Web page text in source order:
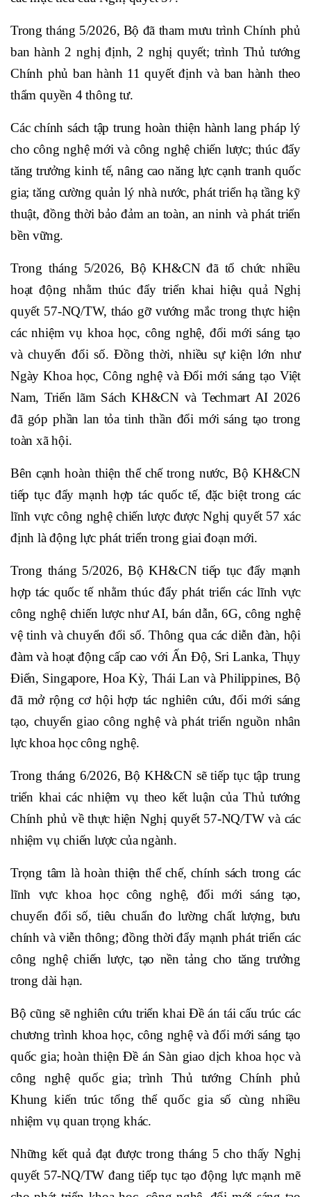
Trong tháng 5/2026, Bộ đã tham mưu trình Chính phủ
ban hành 2 nghị định, 2 nghị quyết; trình Thủ tướng
Chính phủ ban hành 11 quyết định và ban hành theo
thẩm quyền 4 thông tư.
Các chính sách tập trung hoàn thiện hành lang pháp lý
cho công nghệ mới và công nghệ chiến lược; thúc đẩy
tăng trưởng kinh tế, nâng cao năng lực cạnh tranh quốc
gia; tăng cường quản lý nhà nước, phát triển hạ tầng kỹ
thuật, đồng thời bảo đảm an toàn, an ninh và phát triển
bền vững.
Trong tháng 5/2026, Bộ KH&CN đã tổ chức nhiều
hoạt động nhằm thúc đẩy triển khai hiệu quả Nghị
quyết 57-NQ/TW, tháo gỡ vướng mắc trong thực hiện
các nhiệm vụ khoa học, công nghệ, đổi mới sáng tạo
và chuyển đổi số. Đồng thời, nhiều sự kiện lớn như
Ngày Khoa học, Công nghệ và Đổi mới sáng tạo Việt
Nam, Triển lãm Sách KH&CN và Techmart AI 2026
đã góp phần lan tỏa tinh thần đổi mới sáng tạo trong
toàn xã hội.
Bên cạnh hoàn thiện thể chế trong nước, Bộ KH&CN
tiếp tục đẩy mạnh hợp tác quốc tế, đặc biệt trong các
lĩnh vực công nghệ chiến lược được Nghị quyết 57 xác
định là động lực phát triển trong giai đoạn mới.
Trong tháng 5/2026, Bộ KH&CN tiếp tục đẩy mạnh
hợp tác quốc tế nhằm thúc đẩy phát triển các lĩnh vực
công nghệ chiến lược như AI, bán dẫn, 6G, công nghệ
vệ tinh và chuyển đổi số. Thông qua các diễn đàn, hội
đàm và hoạt động cấp cao với Ấn Độ, Sri Lanka, Thụy
Điển, Singapore, Hoa Kỳ, Thái Lan và Philippines, Bộ
đã mở rộng cơ hội hợp tác nghiên cứu, đổi mới sáng
tạo, chuyển giao công nghệ và phát triển nguồn nhân
lực khoa học công nghệ.
Trong tháng 6/2026, Bộ KH&CN sẽ tiếp tục tập trung
triển khai các nhiệm vụ theo kết luận của Thủ tướng
Chính phủ về thực hiện Nghị quyết 57-NQ/TW và các
nhiệm vụ chiến lược của ngành.
Trọng tâm là hoàn thiện thể chế, chính sách trong các
lĩnh vực khoa học công nghệ, đổi mới sáng tạo,
chuyển đổi số, tiêu chuẩn đo lường chất lượng, bưu
chính và viễn thông; đồng thời đẩy mạnh phát triển các
công nghệ chiến lược, tạo nền tảng cho tăng trưởng
trong dài hạn.
Bộ cũng sẽ nghiên cứu triển khai Đề án tái cấu trúc các
chương trình khoa học, công nghệ và đổi mới sáng tạo
quốc gia; hoàn thiện Đề án Sàn giao dịch khoa học và
công nghệ quốc gia; trình Thủ tướng Chính phủ
Khung kiến trúc tổng thể quốc gia số cùng nhiều
nhiệm vụ quan trọng khác.
Những kết quả đạt được trong tháng 5 cho thấy Nghị
quyết 57-NQ/TW đang tiếp tục tạo động lực mạnh mẽ